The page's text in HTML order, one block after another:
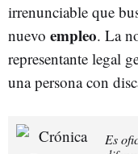
irrenunciable que
nuevo empleo. La
representante legal
una persona con
Es